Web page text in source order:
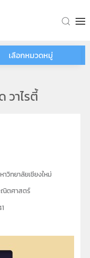
เลือกหมวดหมู่
วาไรตี้
วิทยาลัยเชียงใหม่
ตศาสตร์